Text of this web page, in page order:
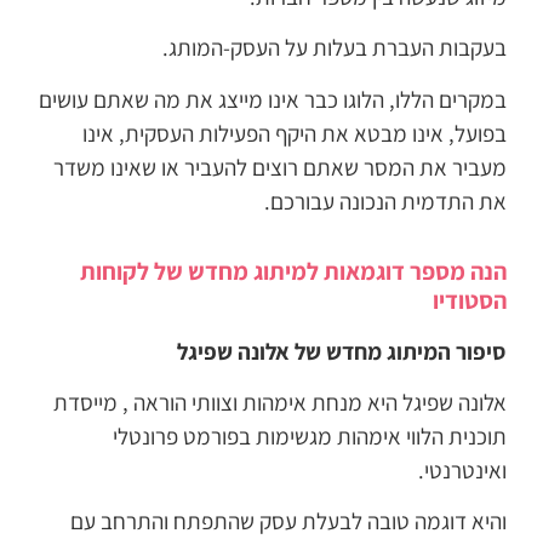
בעקבות העברת בעלות על העסק-המותג.
במקרים הללו, הלוגו כבר אינו מייצג את מה שאתם עושים
בפועל, אינו מבטא את היקף הפעילות העסקית, אינו
מעביר את המסר שאתם רוצים להעביר או שאינו משדר
את התדמית הנכונה עבורכם.
הנה מספר דוגמאות למיתוג מחדש של לקוחות
הסטודיו
סיפור המיתוג מחדש של אלונה שפיגל
אלונה שפיגל היא מנחת אימהות וצוותי הוראה , מייסדת
תוכנית הלווי אימהות מגשימות בפורמט פרונטלי
ואינטרנטי.
והיא דוגמה טובה לבעלת עסק שהתפתח והתרחב עם